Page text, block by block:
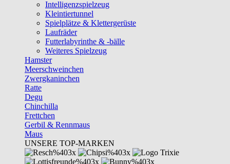
Intelligenzspielzeug
Kleintiertunnel
Spielplätze & Klettergerüste
Laufräder
Futterlabyrinthe & -bälle
Weiteres Spielzeug
Hamster
Meerschweinchen
Zwergkaninchen
Ratte
Degu
Chinchilla
Frettchen
Gerbil & Rennmaus
Maus
UNSERE TOP-MARKEN